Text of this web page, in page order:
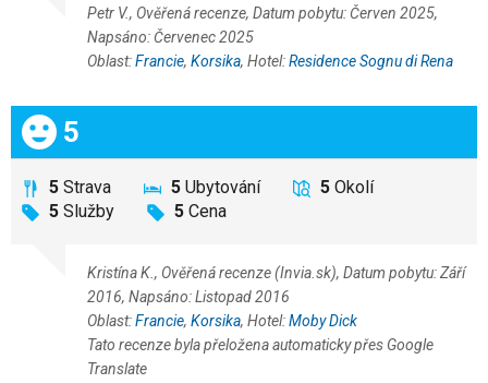
Petr V., Ověřená recenze, Datum pobytu: Červen 2025,
Napsáno: Červenec 2025
Oblast:Francie, Korsika, Hotel:Residence Sognu di Rena
Celkem:
5
5 Strava 5 Ubytování 5 Okolí
5 Služby 5 Cena
Kristína K., Ověřená recenze (Invia.sk), Datum pobytu: Září
2016, Napsáno: Listopad 2016
Oblast:Francie, Korsika, Hotel:Moby Dick
Tato recenze byla přeložena automaticky přes Google
Translate